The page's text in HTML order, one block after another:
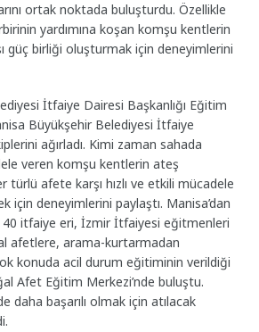
ortak noktada buluşturdu. Özellikle
yardımına koşan komşu kentlerin
güç birliği oluşturmak için deneyimlerini
İtfaiye Dairesi Başkanlığı Eğitim
Büyükşehir Belediyesi İtfaiye
ağırladı. Kimi zaman sahada
veren komşu kentlerin ateş
türlü afete karşı hızlı ve etkili mücadele
için deneyimlerini paylaştı. Manisa’dan
itfaiye eri, İzmir İtfaiyesi eğitmenleri
afetlere, arama-kurtarmadan
konuda acil durum eğitiminin verildiği
Afet Eğitim Merkezi’nde buluştu.
daha başarılı olmak için atılacak